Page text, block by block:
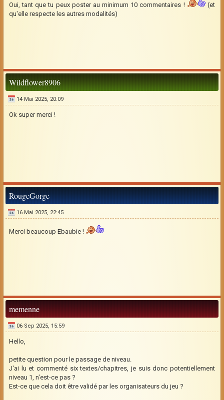
Oui, tant que tu peux poster au minimum 10 commentaires !
(et
qu'elle respecte les autres modalités)
Wildflower8906
14 Mai 2025, 20:09
Ok super merci !
RougeGorge
16 Mai 2025, 22:45
Merci beaucoup Ebaubie !
memenne
06 Sep 2025, 15:59
Hello,
petite question pour le passage de niveau.
J'ai lu et commenté six textes/chapitres, je suis donc potentiellement
niveau 1, n'est-ce pas ?
Est-ce que cela doit être validé par les organisateurs du jeu ?